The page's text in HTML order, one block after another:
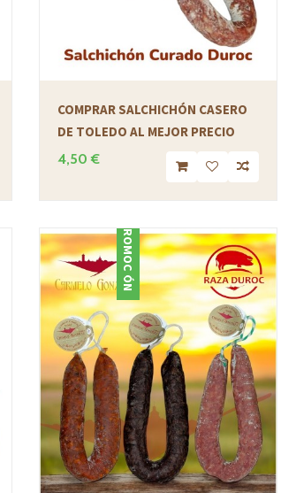
COMPRAR SALCHICHÓN CASERO
DE TOLEDO AL MEJOR PRECIO
4,50 €
PROMOCIÓN